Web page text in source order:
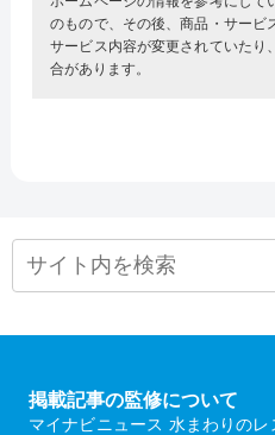
のもので、その後、商品・サービ
サービス内容が変更されていたり
合があります。
掲載記事の監修について
マイナビニュース 水まわりの